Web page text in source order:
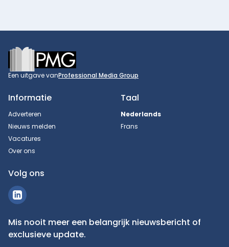
Footer
Een uitgave vanProfessional Media Group
Informatie
Adverteren
Nieuws melden
Vacatures
Over ons
Taal
Nederlands
Frans
Volg ons
Mis nooit meer een belangrijk nieuwsbericht of
exclusieve update.